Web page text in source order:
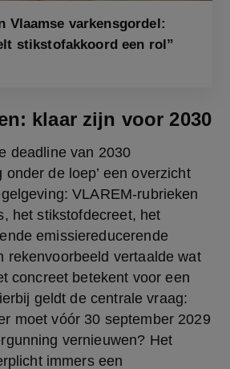
Vlaamse varkensgordel:
stikstofakkoord een rol”
klaar zijn voor 2030
deadline van 2030
onder de loep’ een overzicht
VLAREM-rubrieken
het stikstofdecreet, het
emissiereducerende
rekenvoorbeeld vertaalde wat
concreet betekent voor een
geldt de centrale vraag:
moet vóór 30 september 2029
vernieuwen? Het
immers een